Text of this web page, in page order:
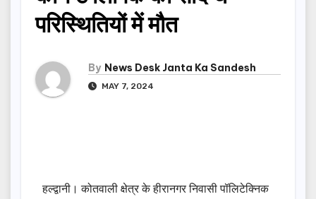
परिस्थितियों में मौत
By News Desk Janta Ka Sandesh
MAY 7, 2024
हल्द्वानी। कोतवाली क्षेत्र के हीरानगर निवासी पॉलिटेक्निक